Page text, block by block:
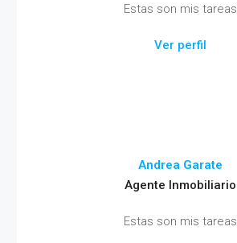
Estas son mis tareas
Ver perfil
Andrea Garate
Agente Inmobiliario
Estas son mis tareas